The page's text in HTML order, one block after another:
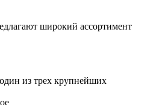
широкий ассортимент
из трех крупнейших